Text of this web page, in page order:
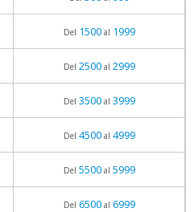
Del 1500al 1999
Del 2500al 2999
Del 3500al 3999
Del 4500al 4999
Del 5500al 5999
Del 6500al 6999